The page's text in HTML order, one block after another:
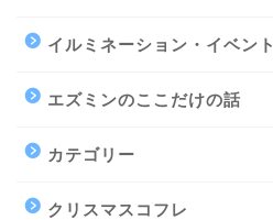
イルミネーション・イベント
エズミンのここだけの話
カテゴリー
クリスマスコフレ